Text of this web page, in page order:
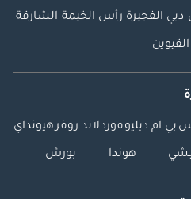
دبي الفجيرة رأس الخيمة الشارقة
بي ام دبليوفوردلاند روفرهيونداي
هوندا بورش